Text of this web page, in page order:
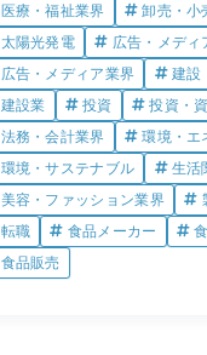
医療・福祉業界
卸売・小
太陽光発電
広告・メディ
広告・メディア業界
建設
建設業
投資
投資・
法務・会計業界
環境・エ
環境・サステナブル
生活
美容・ファッション業界
転職
食品メーカー
食品販売